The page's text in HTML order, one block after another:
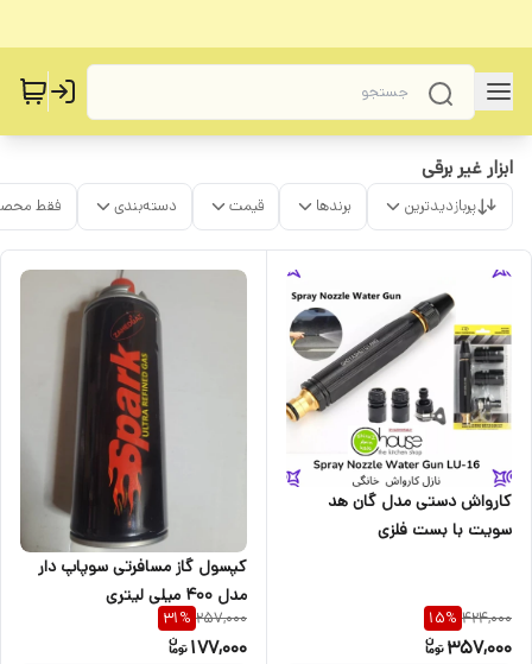
ابزار غیر برقی
پربازدیدترین برندها قیمت دسته‌بندی فقط
کارواش دستی مدل گان هد
سویت با بست فلزی
424,000
15%
357,000
کپسول گاز مسافرتی سوپاپ دار
مدل 400 میلی لیتری
257,000
31%
177,000